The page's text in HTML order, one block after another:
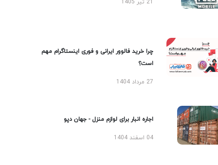
چرا خرید فالوور ایرانی و فوری اینستاگرام مهم
است؟
27 مرداد 1404
اجاره انبار برای لوازم منزل - جهان دپو
04 اسفند 1404